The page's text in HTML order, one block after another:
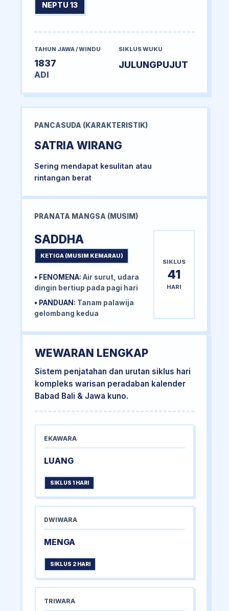
NEPTU 13
TAHUN JAWA / WINDU
1837
ADI
SIKLUS WUKU
JULUNGPUJUT
PANCASUDA (KARAKTERISTIK)
SATRIA WIRANG
Sering mendapat kesulitan atau
rintangan berat
PRANATA MANGSA (MUSIM)
SADDHA
KETIGA (MUSIM KEMARAU)
• FENOMENA: Air surut, udara
dingin bertiup pada pagi hari
• PANDUAN: Tanam palawija
gelombang kedua
SIKLUS
41
HARI
WEWARAN LENGKAP
Sistem penjatahan dan urutan siklus hari
kompleks warisan peradaban kalender
Babad Bali & Jawa kuno.
EKAWARA
LUANG
SIKLUS 1 HARI
DWIWARA
MENGA
SIKLUS 2 HARI
TRIWARA